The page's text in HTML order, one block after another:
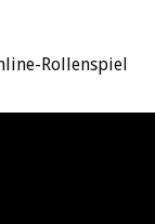
Rollenspiel